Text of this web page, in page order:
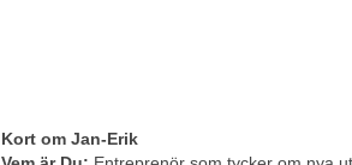
Kort om Jan-Erik